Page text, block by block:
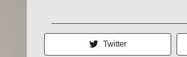
Twitter